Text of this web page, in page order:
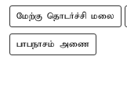
மேற்கு தொடர்ச்சி மலை
பாபநாசம் அணை